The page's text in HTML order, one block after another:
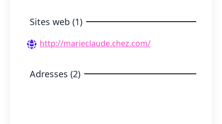
Sites web (1)
http://marieclaude.chez.com/
Adresses (2)